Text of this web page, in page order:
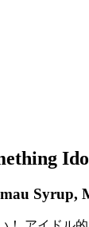
Syrup,